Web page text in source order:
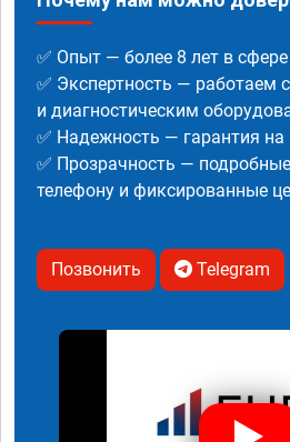
✅ Опыт — более 8 лет в
✅ Экспертность —
и диагностическим
✅ Надежность — гарантия на
✅ Прозрачность —
телефону и фиксированные
Позвонить Telegram